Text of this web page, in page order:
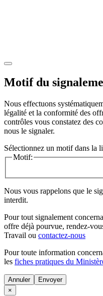
Motif du
Nous effectuons
légalité et la conformité des
contrôles vous constatez des
nous le signaler.
Sélectionnez un motif dans la
Motif:
Nous vous rappelons que le
interdit.
Pour tout signalement
offre déjà pourvue, rendez-
Travail ou contactez-nous
Pour toute information
les fiches pratiques du
Annuler
×